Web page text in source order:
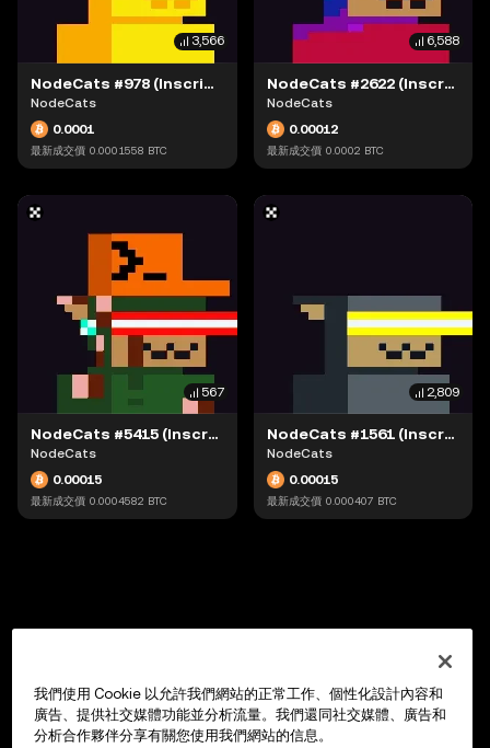
3,566
NodeCats #978 (Inscription #63900306)
NodeCats
0.0001
最新成交價 0.0001558 BTC
6,588
NodeCats #2622 (Inscription #63879135)
NodeCats
0.00012
最新成交價 0.0002 BTC
567
NodeCats #5415 (Inscription #63868541)
NodeCats
0.00015
最新成交價 0.0004582 BTC
2,809
NodeCats #1561 (Inscription #63868892)
NodeCats
0.00015
最新成交價 0.000407 BTC
我們使用 Cookie 以允許我們網站的正常工作、個性化設計內容和
廣告、提供社交媒體功能並分析流量。我們還同社交媒體、廣告和
分析合作夥伴分享有關您使用我們網站的信息。